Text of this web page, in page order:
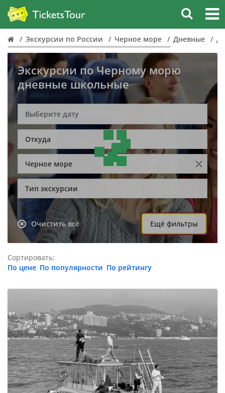
Экскурсии по России Черное море Дневные
Экскурсии по Черному морю
дневные школьные
Откуда
Черное море
Тип экскурсии
Очистить всё Ещё фильтры
Сортировать:
По цене По популярности По рейтингу